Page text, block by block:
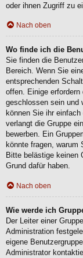
oder ihnen Zugriff zu
Nach oben
Wo finde ich die
Sie finden die
Bereich. Wenn Sie
entsprechenden
offen. Einige
geschlossen sein und
können Sie ihr
verlangt die Gruppe
bewerben. Ein
könnte fragen, warum
Bitte belästige keinen
Grund dafür haben.
Nach oben
Wie werde ich
Der Leiter einer
Administration
eigene
Administrator